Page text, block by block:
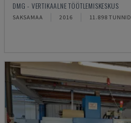
DMG - VERTIKAALNE TÖÖTLEMISKESKUS
SAKSAMAA 2016 11.898 TUNNID